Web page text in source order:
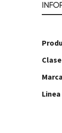
Clase
Marca
Linea